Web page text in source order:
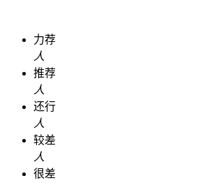
力荐
人
推荐
人
还行
人
较差
人
很差